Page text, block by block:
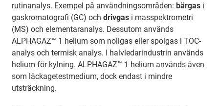
rutinanalys. Exempel på användningsområden: bärgas i
gaskromatografi (GC) och drivgas i masspektrometri
(MS) och elementaranalys. Dessutom används
ALPHAGAZ™ 1 helium som nollgas eller spolgas i TOC-
analys och termisk analys. I halvledarindustrin används
helium för kylning. ALPHAGAZ™ 1 helium används även
som läckagetestmedium, dock endast i mindre
utsträckning.